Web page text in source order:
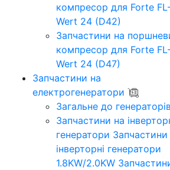
компресор для Forte
Wert 24 (D42)
Запчастини на
компресор для Forte
Wert 24 (D47)
Запчастини на
електрогенератори
Загальне до
Запчастини на
генератори Запчастини
інверторні генератори
1.8KW/2.0KW